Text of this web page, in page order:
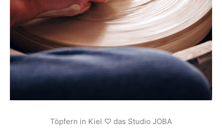
Töpfern in Kiel ♡ das Studio JOBA